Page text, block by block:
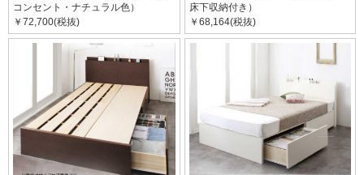
コンセント・ナチュラル色）
￥72,700(税抜)
床下収納付き）
￥68,164(税抜)